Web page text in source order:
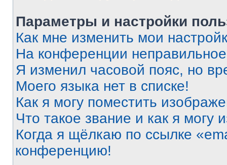
Параметры и настройки
Как мне изменить мои
На конференции
Я изменил часовой пояс, но
Моего языка нет в списке!
Как я могу поместить
Что такое звание и как я могу
Когда я щёлкаю по ссылке
конференцию!